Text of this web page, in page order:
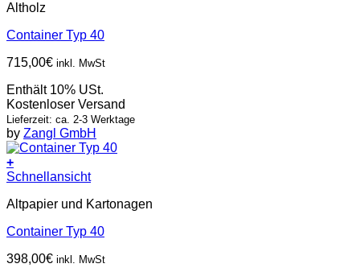
Altholz
Container Typ 40
715,00€ inkl. MwSt
Enthält 10% USt.
Kostenloser Versand
Lieferzeit: ca. 2-3 Werktage
by Zangl GmbH
+
Schnellansicht
Altpapier und Kartonagen
Container Typ 40
398,00€ inkl. MwSt